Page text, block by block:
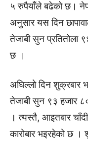
५ रुपैयाँले बढेको छ।
अनुसार यस दिन
तेजाबी सुन प्रतितोला
छ ।
अघिल्लो दिन शुक्रबार
तेजाबी सुन ९३ हजार
। त्यस्तै, आइतबार
कारोबार भइरहेको छ ।